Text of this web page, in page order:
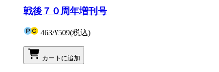
戦後７０周年増刊号
463/¥509(税込)
カートに追加